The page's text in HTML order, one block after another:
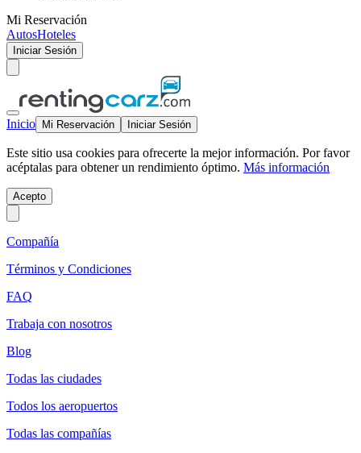
Mi Reservación
AutosHoteles
Iniciar Sesión
Inicio Mi Reservación Iniciar Sesión
Este sitio usa cookies para ofrecerte la mejor información. Por favor
acéptalas para obtener un rendimiento óptimo. Más información
Acepto
Compañía
Términos y Condiciones
FAQ
Trabaja con nosotros
Blog
Todas las ciudades
Todos los aeropuertos
Todas las compañías